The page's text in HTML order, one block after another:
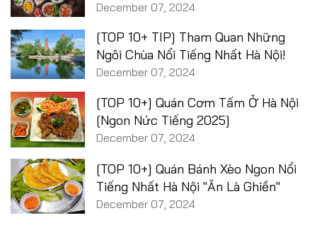
December 07, 2024
[TOP 10+ TIP] Tham Quan Những
Ngôi Chùa Nổi Tiếng Nhất Hà Nội!
December 07, 2024
[TOP 10+] Quán Cơm Tấm Ở Hà Nội
[Ngon Nức Tiếng 2025]
December 07, 2024
[TOP 10+] Quán Bánh Xèo Ngon Nổi
Tiếng Nhất Hà Nội "Ăn Là Ghiền"
December 07, 2024